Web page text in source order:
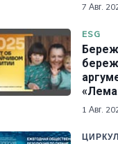
7 Авг.
ESG
1 Авг.